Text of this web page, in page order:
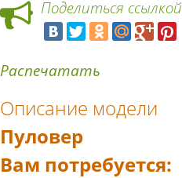
Поделиться ссылкой
Распечатать
Описание модели
Пуловер
Вам потребуется: